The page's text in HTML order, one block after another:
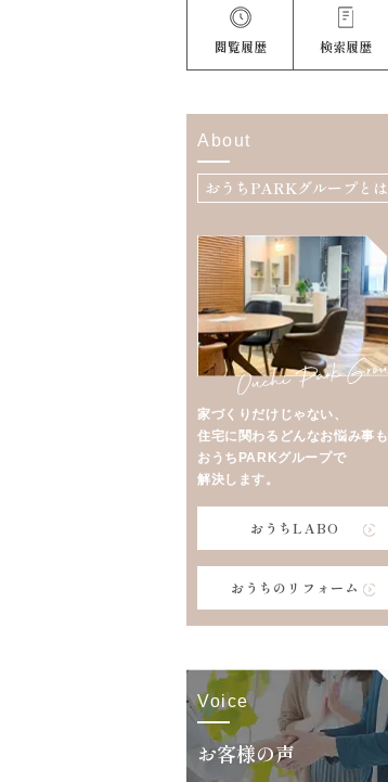
閲覧履歴 検索履歴
About
おうちPARKグループとは
家づくりだけじゃない、
住宅に関わるどんなお悩み事も
おうちPARKグループで
解決します。
おうちLABO
おうちのリフォーム
Voice
お客様の声